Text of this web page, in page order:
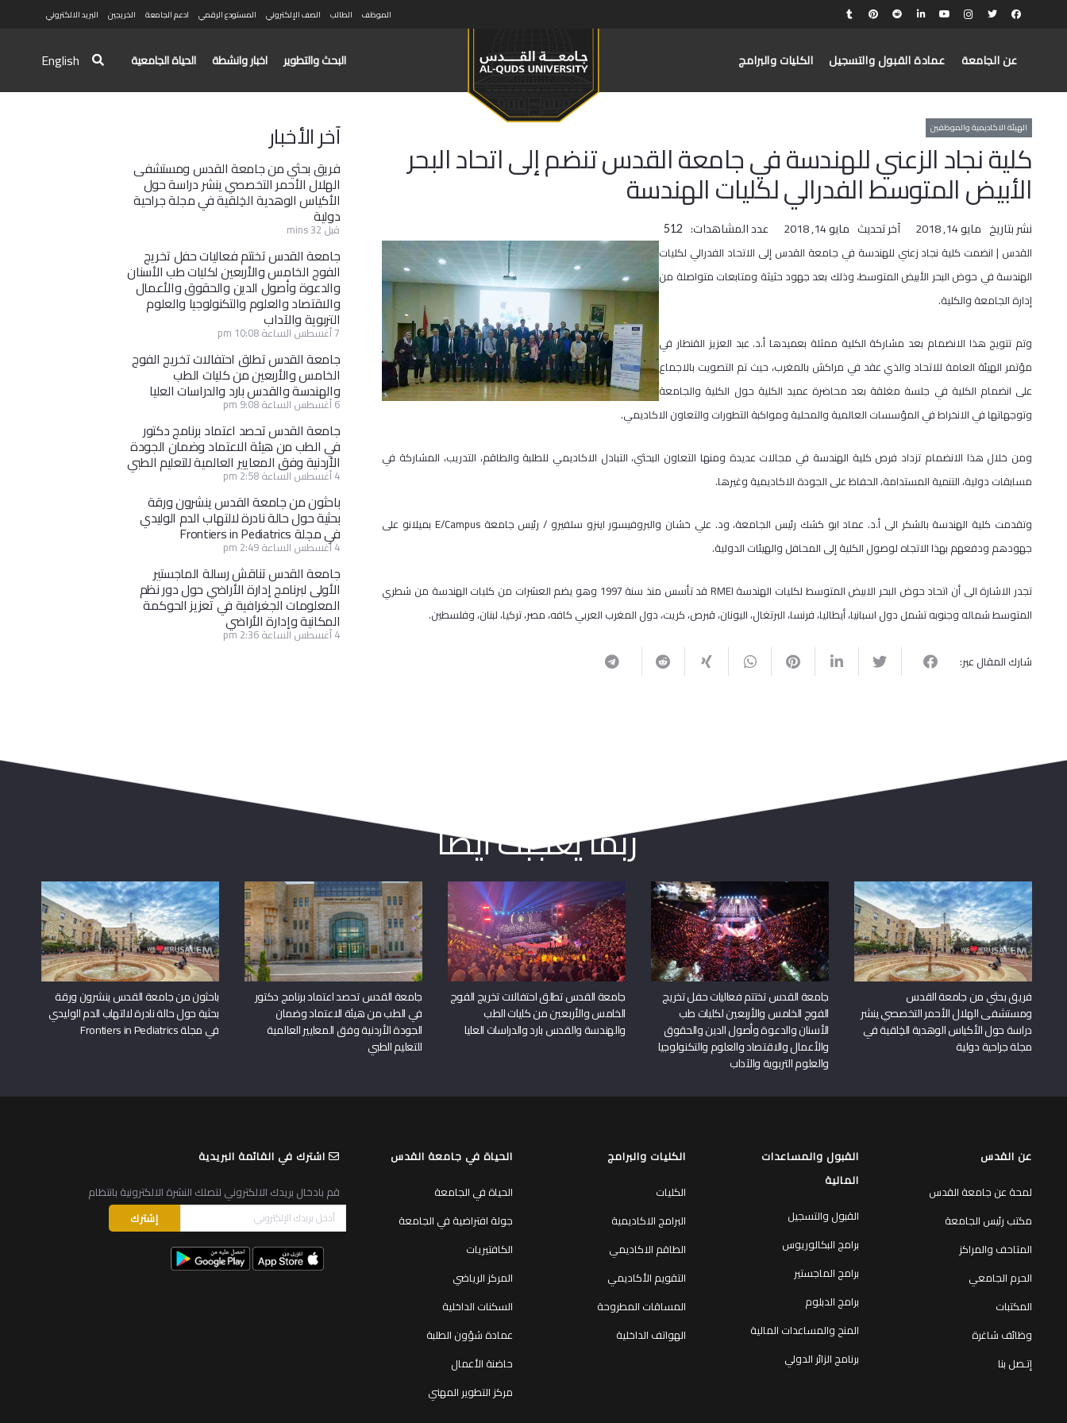
الموظف الطالب الصف الإلكتروني المستودع الرقمي ادعم الجامعة الخريجين البريد الالكتروني
عن الجامعة عمادة القبول والتسجيل الكليات والبرامج البحث والتطوير اخبار وانشطة الحياة الجامعية English
الهيئة الاكاديمية والموظفين
كلية نجاد الزعني للهندسة في جامعة القدس تنضم إلى اتحاد البحر
الأبيض المتوسط الفدرالي لكليات الهندسة
نشر بتاريخ مايو 14, 2018 آخر تحديث مايو 14, 2018 عدد المشاهدات: 512
القدس | انضمت كلية نجاد زعني للهندسة في جامعة القدس إلى الاتحاد الفدرالي لكليات
الهندسة في حوض البحر الأبيض المتوسط، وذلك بعد جهود حثيثة ومتابعات متواصلة من
إدارة الجامعة والكلية.
وتم تتويج هذا الانضمام بعد مشاركة الكلية ممثلة بعميدها أ.د. عبد العزيز القنطار في
مؤتمر الهيئة العامة للاتحاد والذي عقد في مراكش بالمغرب، حيث تم التصويت بالاجماع
على انضمام الكلية في جلسة مغلقة بعد محاضرة عميد الكلية حول الكلية والجامعة
وتوجهاتها في الانخراط في المؤسسات العالمية والمحلية ومواكبة التطورات والتعاون الاكاديمي.
ومن خلال هذا الانضمام تزداد فرص كلية الهندسة في مجالات عديدة ومنها التعاون البحثي، التبادل الاكاديمي للطلبة والطاقم، التدريب، المشاركة في
مسابقات دولية، التنمية المستدامة، الحفاظ على الجودة الاكاديمية وغيرها.
وتقدمت كلية
الهندسة بالشكر الى أ.د. عماد ابو كشك رئيس الجامعة، ود. علي خشان والبروفيسور اينزو سلفيرو / رئيس جامعة E/Campus بميلانو على
جهودهم ودفعهم بهذا الاتجاه لوصول الكلية إلى المحافل والهيئات الدولية.
تجدر الاشارة الى أن اتحاد حوض البحر الابيض المتوسط لكليات الهندسة RMEI قد تأسس منذ سنة 1997 وهو يضم العشرات من كليات الهندسة من شطري
المتوسط شماله وجنوبه تشمل دول اسبانيا، أيطاليا، فرنسا، البرتغال، اليونان، قبرص، كريت، دول المغرب العربي كافه، مصر، تركيا، لبنان، وفلسطين.
شارك المقال عبر:
آخر الأخبار
فريق بحثي من جامعة القدس ومستشفى
الهلال الأحمر التخصصي ينشر دراسة حول
الأكياس الوهدية الخِلقية في مجلة جراحية
دولية
قبل 32 mins
جامعة القدس تختتم فعاليات حفل تخريج
الفوج الخامس والأربعين لكليات طب الأسنان
والدعوة وأصول الدين والحقوق والأعمال
والاقتصاد والعلوم والتكنولوجيا والعلوم
التربوية والآداب
7 أغسطس الساعة 10:08 pm
جامعة القدس تطلق احتفالات تخريج الفوج
الخامس والأربعين من كليات الطب
والهندسة والقدس بارد والدراسات العليا
6 أغسطس الساعة 9:08 pm
جامعة القدس تحصد اعتماد برنامج دكتور
في الطب من هيئة الاعتماد وضمان الجودة
الأردنية وفق المعايير العالمية للتعليم الطبي
4 أغسطس الساعة 2:58 pm
باحثون من جامعة القدس ينشرون ورقة
بحثية حول حالة نادرة لالتهاب الدم الوليدي
في مجلة Frontiers in Pediatrics
4 أغسطس الساعة 2:49 pm
جامعة القدس تناقش رسالة الماجستير
الأولى لبرنامج إدارة الأراضي حول دور نظم
المعلومات الجغرافية في تعزيز الحوكمة
المكانية وإدارة الأراضي
4 أغسطس الساعة 2:36 pm
ربما يعجبك أيضا
فريق بحثي من جامعة القدس
ومستشفى الهلال الأحمر التخصصي ينشر
دراسة حول الأكياس الوهدية الخِلقية في
مجلة جراحية دولية
جامعة القدس تختتم فعاليات حفل تخريج
الفوج الخامس والأربعين لكليات طب
الأسنان والدعوة وأصول الدين والحقوق
والأعمال والاقتصاد والعلوم والتكنولوجيا
والعلوم التربوية والآداب
جامعة القدس تطلق احتفالات تخريج الفوج
الخامس والأربعين من كليات الطب
والهندسة والقدس بارد والدراسات العليا
جامعة القدس تحصد اعتماد برنامج دكتور
في الطب من هيئة الاعتماد وضمان
الجودة الأردنية وفق المعايير العالمية
للتعليم الطبي
باحثون من جامعة القدس ينشرون ورقة
بحثية حول حالة نادرة لالتهاب الدم الوليدي
في مجلة Frontiers in Pediatrics
عن القدس
لمحة عن جامعة القدس
مكتب رئيس الجامعة
المتاحف والمراكز
الحرم الجامعي
المكتبات
وظائف شاغرة
إتـصل بنا
القبول والمساعدات
المالية
القبول والتسجيل
برامج البكالوريوس
برامج الماجستير
برامج الدبلوم
المنح والمساعدات المالية
برنامج الزائر الدولي
الكليات والبرامج
الكليات
البرامج الاكاديمية
الطاقم الاكاديمي
التقويم الأكاديمي
المساقات المطروحة
الهواتف الداخلية
الحياة في جامعة القدس
الحياة في الجامعة
جولة افتراضية في الجامعة
الكافتيريات
المركز الرياضي
السكنات الداخلية
عمادة شؤون الطلبة
حاضنة الأعمال
مركز التطوير المهني
اشترك في القائمة البريدية
قم بادخال بريدك الالكتروني لتصلك النشرة الالكترونية بانتظام